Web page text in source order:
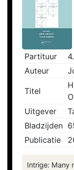
Partituur
Auteur
Titel
Uitgever
Bladzijden
Publicatie
Intrige: Many